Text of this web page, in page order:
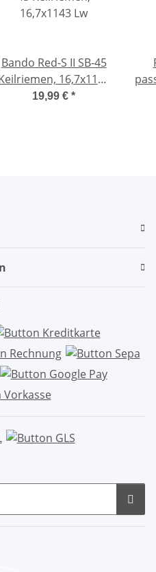
Bando Red-S II SB-45
16,7x1143
Lw
19,99 € *